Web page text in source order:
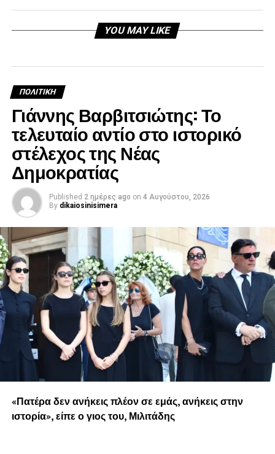
YOU MAY LIKE
ΠΟΛΙΤΙΚΉ
Γιάννης Βαρβιτσιώτης: Το
τελευταίο αντίο στο ιστορικό
στέλεχος της Νέας
Δημοκρατίας
Published 2 ημέρες ago on 4 Αυγούστου, 2026
By dikaiosinisimera
«Πατέρα δεν ανήκεις πλέον σε εμάς, ανήκεις στην
ιστορία», είπε ο γιος του, Μιλιτάδης